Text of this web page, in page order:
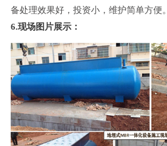
备处理效果好，投资小，维护简单方便。
6.现场图片展示：